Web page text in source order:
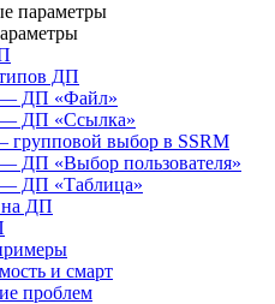
параметры
ДП
— ДП «Файл»
ДП «Ссылка»
выбор в SSRM
ДП «Выбор пользователя»
ДП «Таблица»
на ДП
и смарт
проблем